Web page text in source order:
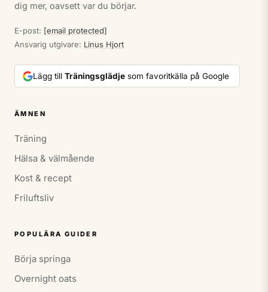
dig mer, oavsett var du börjar.
E-post: [email protected]
Ansvarig utgivare: Linus Hjort
Lägg till Träningsglädje som favoritkälla på Google
ÄMNEN
Träning
Hälsa & välmående
Kost & recept
Friluftsliv
POPULÄRA GUIDER
Börja springa
Overnight oats